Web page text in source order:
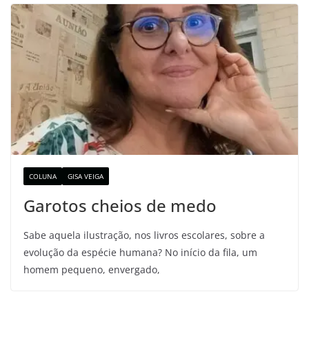
COLUNA GISA VEIGA
Garotos cheios de medo
Sabe aquela ilustração, nos livros escolares, sobre a
evolução da espécie humana? No início da fila, um
homem pequeno, envergado,